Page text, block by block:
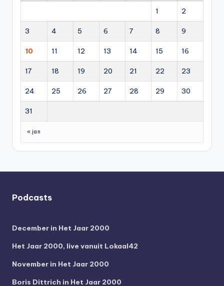
1 2
3 4 5 6 7 8 9
10 11 12 13 14 15 16
17 18 19 20 21 22 23
24 25 26 27 28 29 30
31
« jan
Podcasts
December in Het Jaar 2000
Het Jaar 2000, live vanuit Lokaal42
November in Het Jaar 2000
Boris Dittrich in Het Jaar 2000